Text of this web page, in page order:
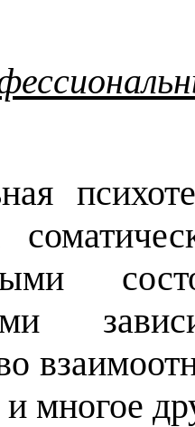
многое